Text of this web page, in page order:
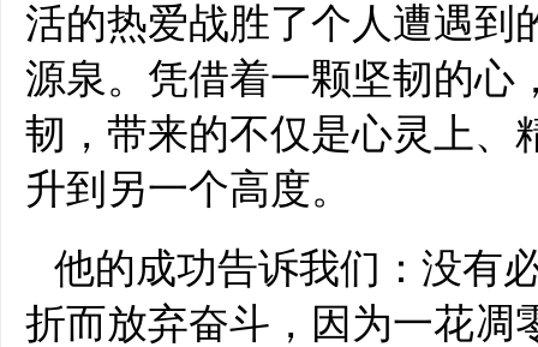
活的热爱战胜了个人遭遇到
源泉。凭借着一颗坚韧的心
韧，带来的不仅是心灵上、
升到另一个高度。
他的成功告诉我们：没有
折而放弃奋斗，因为一花凋